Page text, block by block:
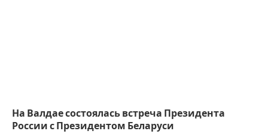
На Валдае состоялась встреча Президента
России с Президентом Беларуси